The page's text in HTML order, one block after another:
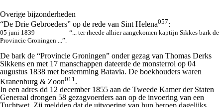
Overige bijzonderheden
“De Drie Gebroeders” op de rede van Sint Helena057:
05 juni 1839 “... ter rheede alhier aangekomen kaptijn Sikkes bark de
Provincie Groningen ...”.
De bark de “Provincie Groningen” onder gezag van Thomas Derks
Sikkens en met 17 manschappen dateerde de monsterrol op 04
augustus 1838 met bestemming Batavia. De boekhouders waren
Kranenburg & Zoon011.
In een adres dd 12 december 1855 aan de Tweede Kamer der Staten
Generaal drongen 58 gezagvoerders aan op de invoering van een
Tuchtwet. Zij meldden dat de uitvoering van hun beroep dagelijks